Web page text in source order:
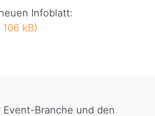
Infoblatt:
kB)
Branche und den